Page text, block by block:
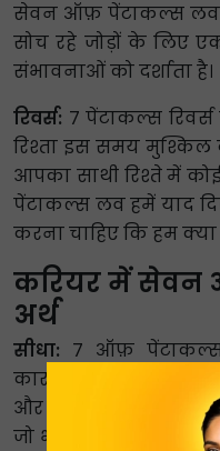
सेवन ऑफ़ पेंटाकल्स लव
सोच रहे जोड़ों के लिए
संभावनाओं को दर्शाता है।
रिवर्स: 7 पेंटाकल्स
रिश्ता इस समय मुश्किल
आपका साथी रिश्ते में
पेंटाकल्स लव हमें याद
करना चाहिए कि हम
करियर में सेवन
अर्थ
सीधा: 7 ऑफ़ पेंटाकल्स
कारकों के इर्द-गिर्द
और कैरियर की प्रगति
जो भी हो, सेवन ऑफ़